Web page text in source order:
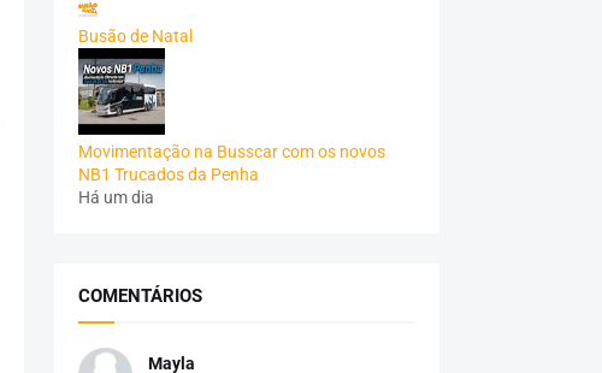
Busão de Natal
Movimentação na Busscar com os novos
NB1 Trucados da Penha
Há um dia
COMENTÁRIOS
Mayla